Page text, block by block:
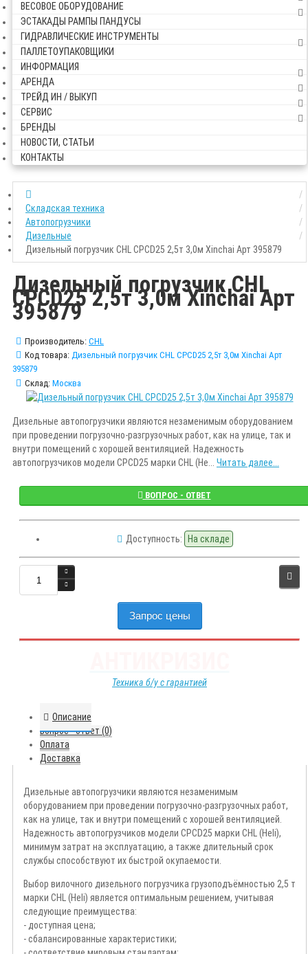
ВЕСОВОЕ ОБОРУДОВАНИЕ
ЭСТАКАДЫ РАМПЫ ПАНДУСЫ
ГИДРАВЛИЧЕСКИЕ ИНСТРУМЕНТЫ
ПАЛЛЕТОУПАКОВЩИКИ
ИНФОРМАЦИЯ
АРЕНДА
ТРЕЙД ИН / ВЫКУП
СЕРВИС
БРЕНДЫ
НОВОСТИ, СТАТЬИ
КОНТАКТЫ
Складская техника
Автопогрузчики
Дизельные
Дизельный погрузчик CHL CPCD25 2,5т 3,0м Xinchai Арт 395879
Дизельный погрузчик CHL
CPCD25 2,5т 3,0м Xinchai Арт
395879
Производитель: CHL
Код товара: Дизельный погрузчик CHL CPCD25 2,5т 3,0м Xinchai Арт
395879
Склад: Москва
Дизельные автопогрузчики являются незаменимым оборудованием
при проведении погрузочно-разгрузочных работ, как на улице, так и
внутри помещений с хорошей вентиляцией. Надежность
автопогрузчиков модели CPCD25 марки CHL (He... Читать далее...
ВОПРОС - ОТВЕТ
Доступность: На складе
Запрос цены
Техника б/у с гарантией
Описание
Вопрос - ответ (0)
Оплата
Доставка
Дизельные автопогрузчики являются незаменимым
оборудованием при проведении погрузочно-разгрузочных работ,
как на улице, так и внутри помещений с хорошей вентиляцией.
Надежность автопогрузчиков модели CPCD25 марки CHL (Heli),
минимум затрат на эксплуатацию, а также длительный срок
службы способствуют их быстрой окупаемости.
Выбор вилочного дизельного погрузчика грузоподъёмностью 2,5 т
марки CHL (Heli) является оптимальным решением, учитывая
следующие преимущества:
- доступная цена;
- сбалансированные характеристики;